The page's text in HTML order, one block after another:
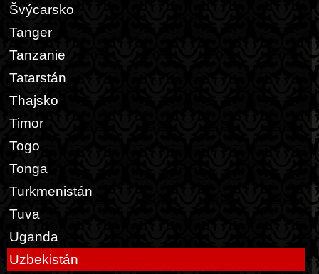
Švýcarsko
Tanger
Tanzanie
Tatarstán
Thajsko
Timor
Togo
Tonga
Turkmenistán
Tuva
Uganda
Uzbekistán